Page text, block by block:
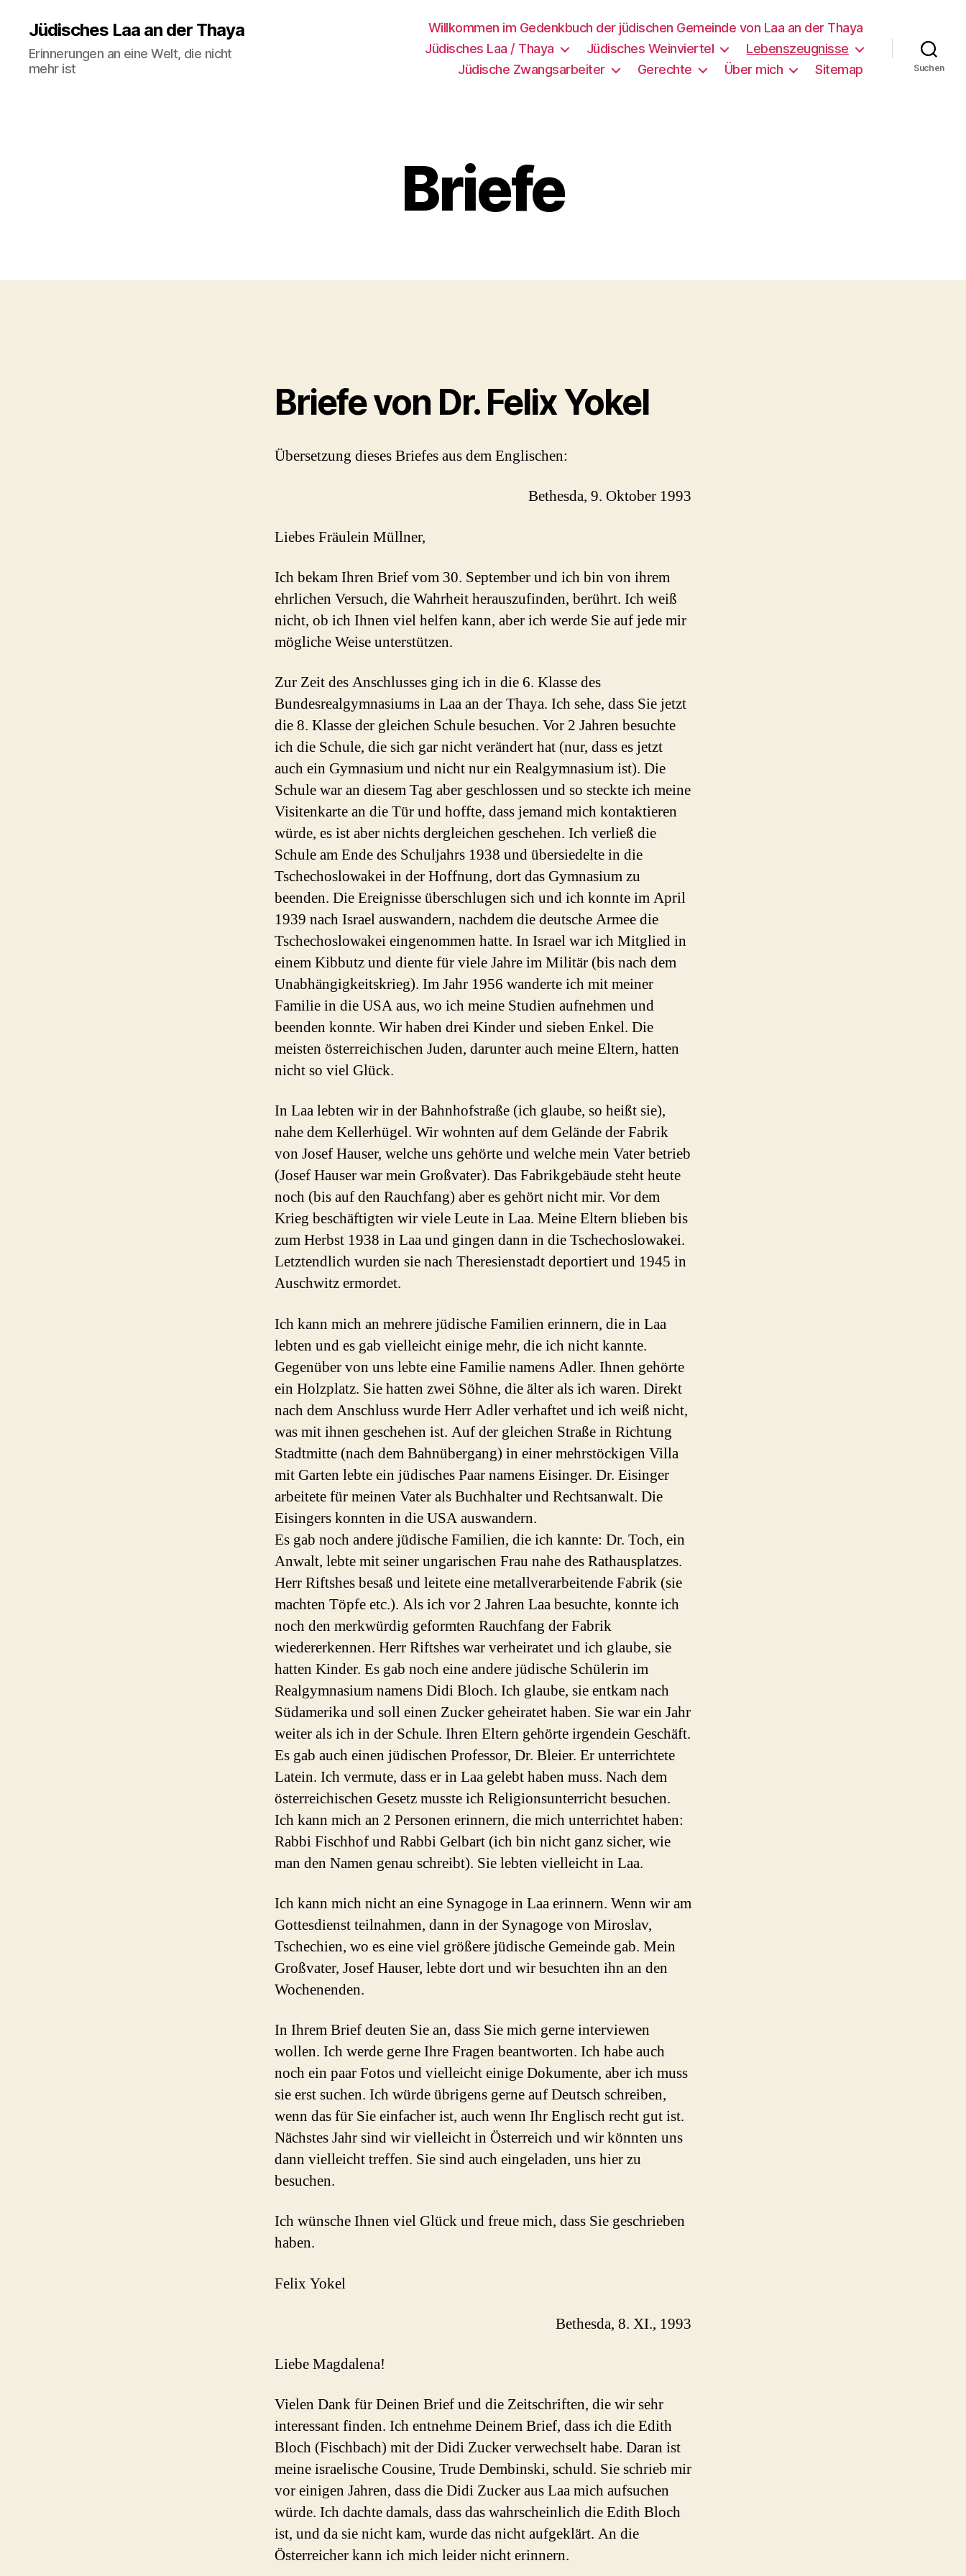
Jüdisches Laa an der Thaya
Erinnerungen an eine Welt, die nicht
mehr ist
Willkommen im Gedenkbuch der jüdischen Gemeinde von Laa an der Thaya
Jüdisches Laa / Thaya
Jüdisches Weinviertel
Lebenszeugnisse
Jüdische Zwangsarbeiter
Gerechte Über mich Sitemap Suchen
Briefe
Briefe von Dr. Felix Yokel
Übersetzung dieses Briefes aus dem Englischen:
Bethesda, 9. Oktober 1993
Liebes Fräulein Müllner,
Ich bekam Ihren Brief vom 30. September und ich bin von ihrem
ehrlichen Versuch, die Wahrheit herauszufinden, berührt. Ich weiß
nicht, ob ich Ihnen viel helfen kann, aber ich werde Sie auf jede mir
mögliche Weise unterstützen.
Zur Zeit des Anschlusses ging ich in die 6. Klasse des
Bundesrealgymnasiums in Laa an der Thaya. Ich sehe, dass Sie jetzt
die 8. Klasse der gleichen Schule besuchen. Vor 2 Jahren besuchte
ich die Schule, die sich gar nicht verändert hat (nur, dass es jetzt
auch ein Gymnasium und nicht nur ein Realgymnasium ist). Die
Schule war an diesem Tag aber geschlossen und so steckte ich meine
Visitenkarte an die Tür und hoffte, dass jemand mich kontaktieren
würde, es ist aber nichts dergleichen geschehen. Ich verließ die
Schule am Ende des Schuljahrs 1938 und übersiedelte in die
Tschechoslowakei in der Hoffnung, dort das Gymnasium zu
beenden. Die Ereignisse überschlugen sich und ich konnte im April
1939 nach Israel auswandern, nachdem die deutsche Armee die
Tschechoslowakei eingenommen hatte. In Israel war ich Mitglied in
einem Kibbutz und diente für viele Jahre im Militär (bis nach dem
Unabhängigkeitskrieg). Im Jahr 1956 wanderte ich mit meiner
Familie in die USA aus, wo ich meine Studien aufnehmen und
beenden konnte. Wir haben drei Kinder und sieben Enkel. Die
meisten österreichischen Juden, darunter auch meine Eltern, hatten
nicht so viel Glück.
In Laa lebten wir in der Bahnhofstraße (ich glaube, so heißt sie),
nahe dem Kellerhügel. Wir wohnten auf dem Gelände der Fabrik
von Josef Hauser, welche uns gehörte und welche mein Vater betrieb
(Josef Hauser war mein Großvater). Das Fabrikgebäude steht heute
noch (bis auf den Rauchfang) aber es gehört nicht mir. Vor dem
Krieg beschäftigten wir viele Leute in Laa. Meine Eltern blieben bis
zum Herbst 1938 in Laa und gingen dann in die Tschechoslowakei.
Letztendlich wurden sie nach Theresienstadt deportiert und 1945 in
Auschwitz ermordet.
Ich kann mich an mehrere jüdische Familien erinnern, die in Laa
lebten und es gab vielleicht einige mehr, die ich nicht kannte.
Gegenüber von uns lebte eine Familie namens Adler. Ihnen gehörte
ein Holzplatz. Sie hatten zwei Söhne, die älter als ich waren. Direkt
nach dem Anschluss wurde Herr Adler verhaftet und ich weiß nicht,
was mit ihnen geschehen ist. Auf der gleichen Straße in Richtung
Stadtmitte (nach dem Bahnübergang) in einer mehrstöckigen Villa
mit Garten lebte ein jüdisches Paar namens Eisinger. Dr. Eisinger
arbeitete für meinen Vater als Buchhalter und Rechtsanwalt. Die
Eisingers konnten in die USA auswandern.
Es gab noch andere jüdische Familien, die ich kannte: Dr. Toch, ein
Anwalt, lebte mit seiner ungarischen Frau nahe des Rathausplatzes.
Herr Riftshes besaß und leitete eine metallverarbeitende Fabrik (sie
machten Töpfe etc.). Als ich vor 2 Jahren Laa besuchte, konnte ich
noch den merkwürdig geformten Rauchfang der Fabrik
wiedererkennen. Herr Riftshes war verheiratet und ich glaube, sie
hatten Kinder. Es gab noch eine andere jüdische Schülerin im
Realgymnasium namens Didi Bloch. Ich glaube, sie entkam nach
Südamerika und soll einen Zucker geheiratet haben. Sie war ein Jahr
weiter als ich in der Schule. Ihren Eltern gehörte irgendein Geschäft.
Es gab auch einen jüdischen Professor, Dr. Bleier. Er unterrichtete
Latein. Ich vermute, dass er in Laa gelebt haben muss. Nach dem
österreichischen Gesetz musste ich Religionsunterricht besuchen.
Ich kann mich an 2 Personen erinnern, die mich unterrichtet haben:
Rabbi Fischhof und Rabbi Gelbart (ich bin nicht ganz sicher, wie
man den Namen genau schreibt). Sie lebten vielleicht in Laa.
Ich kann mich nicht an eine Synagoge in Laa erinnern. Wenn wir am
Gottesdienst teilnahmen, dann in der Synagoge von Miroslav,
Tschechien, wo es eine viel größere jüdische Gemeinde gab. Mein
Großvater, Josef Hauser, lebte dort und wir besuchten ihn an den
Wochenenden.
In Ihrem Brief deuten Sie an, dass Sie mich gerne interviewen
wollen. Ich werde gerne Ihre Fragen beantworten. Ich habe auch
noch ein paar Fotos und vielleicht einige Dokumente, aber ich muss
sie erst suchen. Ich würde übrigens gerne auf Deutsch schreiben,
wenn das für Sie einfacher ist, auch wenn Ihr Englisch recht gut ist.
Nächstes Jahr sind wir vielleicht in Österreich und wir könnten uns
dann vielleicht treffen. Sie sind auch eingeladen, uns hier zu
besuchen.
Ich wünsche Ihnen viel Glück und freue mich, dass Sie geschrieben
haben.
Felix Yokel
Bethesda, 8. XI., 1993
Liebe Magdalena!
Vielen Dank für Deinen Brief und die Zeitschriften, die wir sehr
interessant finden. Ich entnehme Deinem Brief, dass ich die Edith
Bloch (Fischbach) mit der Didi Zucker verwechselt habe. Daran ist
meine israelische Cousine, Trude Dembinski, schuld. Sie schrieb mir
vor einigen Jahren, dass die Didi Zucker aus Laa mich aufsuchen
würde. Ich dachte damals, dass das wahrscheinlich die Edith Bloch
ist, und da sie nicht kam, wurde das nicht aufgeklärt. An die
Österreicher kann ich mich leider nicht erinnern.